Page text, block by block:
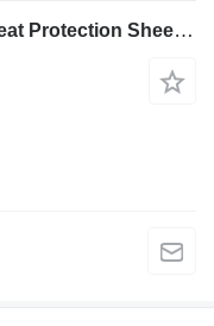
Heat Protection Sheet Liebherr Heat Protection Sheet 8001101 para Liebherr R936/R946/R950/R956/R960/LH60 C/LH60 CHR/LH60 M/LH60 MHR/LH60 MT/LH80 C/LH80 M/LH80 MHR/D936 excavadora